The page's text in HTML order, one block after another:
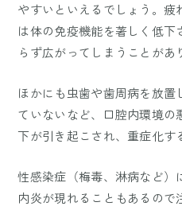
やすいといえるでしょう。
は体の免疫機能を著しく低
らず広がってしまうことがあ
ほかにも虫歯や歯周病を放置
ていないなど、口腔内環境
下が引き起こされ、重症化す
性感染症（梅毒、淋病など）
内炎が現れることもあるので